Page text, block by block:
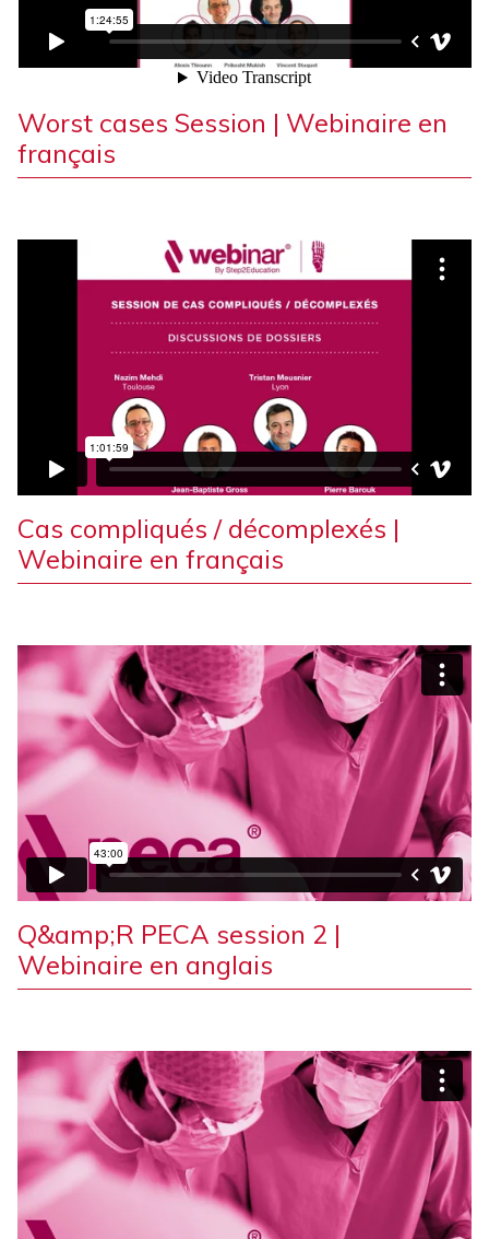
Worst cases Session | Webinaire en
français
Cas compliqués / décomplexés |
Webinaire en français
Q&amp;R PECA session 2 |
Webinaire en anglais